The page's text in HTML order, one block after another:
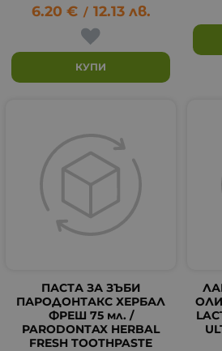
6.20 € / 12.13 лв.
КУПИ
ПАСТА ЗА ЗЪБИ
ПАРОДОНТАКС ХЕРБАЛ
ФРЕШ 75 мл. /
PARODONTAX HERBAL
FRESH TOOTHPASTE